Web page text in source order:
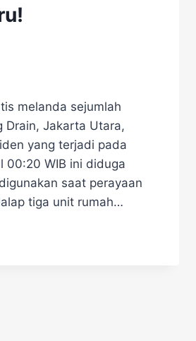
melanda sejumlah
Drain, Jakarta Utara,
yang terjadi pada
00:20 WIB ini diduga
saat perayaan
tiga unit rumah…